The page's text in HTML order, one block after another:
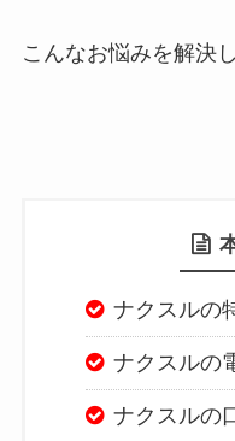
こんなお悩みを解決し
ナクスルの
ナクスルの
ナクスルの